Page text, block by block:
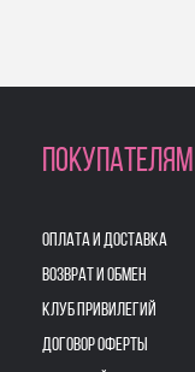
ПОКУПАТЕЛЯМ
ОПЛАТА И ДОСТАВКА
ВОЗВРАТ И ОБМЕН
КЛУБ ПРИВИЛЕГИЙ
ДОГОВОР ОФЕРТЫ